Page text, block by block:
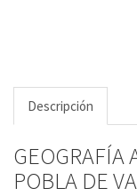
Descripción
GEOGRAFÍA
POBLA DE